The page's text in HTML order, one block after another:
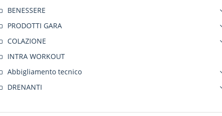
BENESSERE
PRODOTTI GARA
COLAZIONE
INTRA WORKOUT
Abbigliamento tecnico
DRENANTI